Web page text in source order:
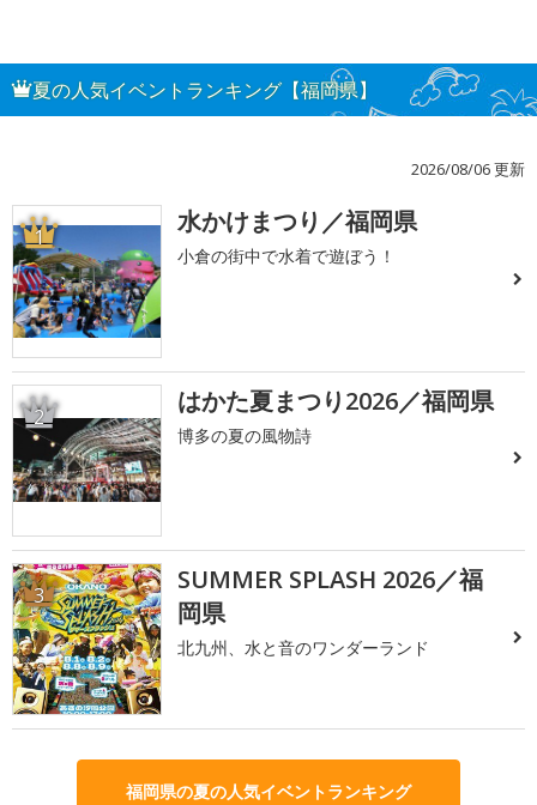
夏の人気イベントランキング【福岡県】
2026/08/06 更新
1 水かけまつり／福岡県
小倉の街中で水着で遊ぼう！
2 はかた夏まつり2026／福岡県
博多の夏の風物詩
3
SUMMER SPLASH 2026／福
岡県
北九州、水と音のワンダーランド
福岡県の夏の人気イベントランキング